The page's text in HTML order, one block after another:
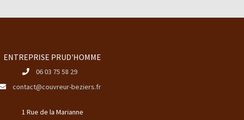
ENTREPRISE PRUD'HOMME
06 03 75 58 29
contact@couvreur-beziers.fr
1 Rue de la Marianne